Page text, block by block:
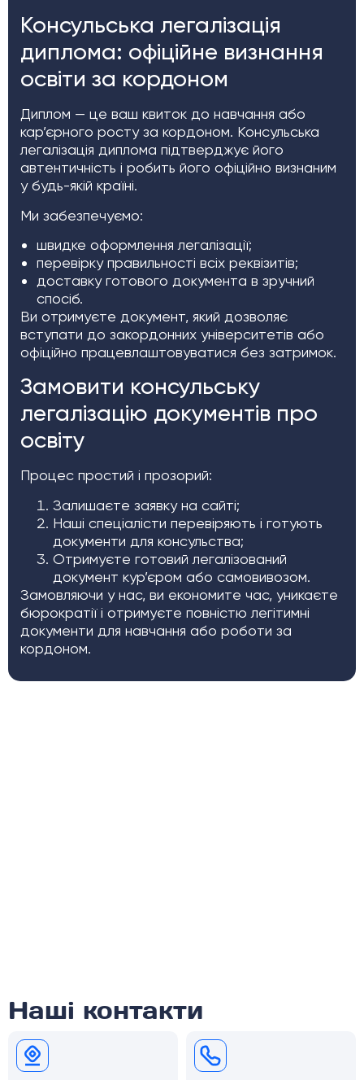
Консульська легалізація
диплома: офіційне визнання
освіти за кордоном
Диплом — це ваш квиток до навчання або
кар’єрного росту за кордоном. Консульська
легалізація диплома підтверджує його
автентичність і робить його офіційно визнаним
у будь-якій країні.
Ми забезпечуємо:
швидке оформлення легалізації;
перевірку правильності всіх реквізитів;
доставку готового документа в зручний
спосіб.
Ви отримуєте документ, який дозволяє
вступати до закордонних університетів або
офіційно працевлаштовуватися без затримок.
Замовити консульську
легалізацію документів про
освіту
Процес простий і прозорий:
Залишаєте заявку на сайті;
Наші спеціалісти перевіряють і готують
документи для консульства;
Отримуєте готовий легалізований
документ кур’єром або самовивозом.
Замовляючи у нас, ви економите час, уникаєте
бюрократії і отримуєте повністю легітимні
документи для навчання або роботи за
кордоном.
Наші контакти